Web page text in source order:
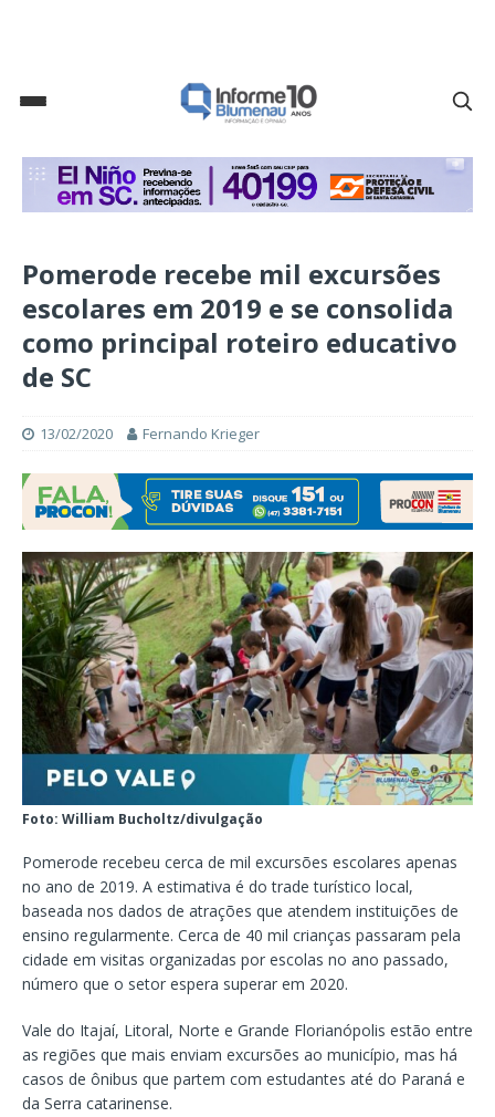
Pomerode recebe mil excursões
escolares em 2019 e se consolida
como principal roteiro educativo
de SC
13/02/2020 Fernando Krieger
Foto: William Bucholtz/divulgação
Pomerode recebeu cerca de mil excursões escolares apenas
no ano de 2019. A estimativa é do trade turístico local,
baseada nos dados de atrações que atendem instituições de
ensino regularmente. Cerca de 40 mil crianças passaram pela
cidade em visitas organizadas por escolas no ano passado,
número que o setor espera superar em 2020.
Vale do Itajaí, Litoral, Norte e Grande Florianópolis estão entre
as regiões que mais enviam excursões ao município, mas há
casos de ônibus que partem com estudantes até do Paraná e
da Serra catarinense.